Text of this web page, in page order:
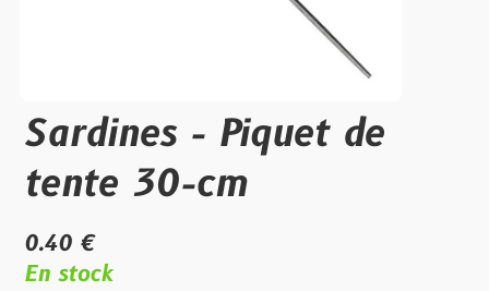
Sardines - Piquet de
tente 30-cm
0.40 €
En stock